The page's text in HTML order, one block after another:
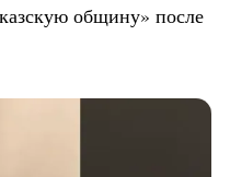
общину» после